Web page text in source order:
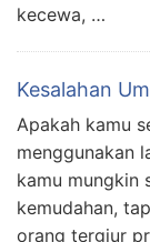
kecewa, …
Kesalahan
Apakah kamu
menggunakan
kamu mungkin
kemudahan,
orang tergiur